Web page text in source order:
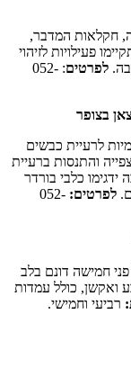
המדבר,
לזיהוי
: 052-
כבשים
ברעיית
בורדר
052-
דונם בלב
כולל עמדות